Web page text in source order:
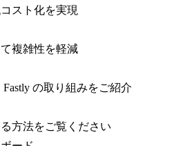
スト化を実現
複雑性を軽減
の取り組みをご紹介
方法をご覧ください